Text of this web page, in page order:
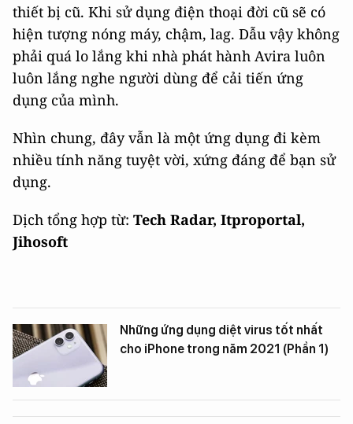
thiết bị cũ. Khi sử dụng điện thoại đời cũ sẽ có
hiện tượng nóng máy, chậm, lag. Dẫu vậy không
phải quá lo lắng khi nhà phát hành Avira luôn
luôn lắng nghe người dùng để cải tiến ứng
dụng của mình.
Nhìn chung, đây vẫn là một ứng dụng đi kèm
nhiều tính năng tuyệt vời, xứng đáng để bạn sử
dụng.
Dịch tổng hợp từ: Tech Radar, Itproportal,
Jihosoft
Những ứng dụng diệt virus tốt nhất
cho iPhone trong năm 2021 (Phần 1)